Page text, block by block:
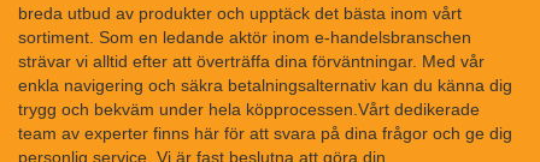
breda utbud av produkter och upptäck det bästa inom vårt
sortiment. Som en ledande aktör inom e-handelsbranschen
strävar vi alltid efter att överträffa dina förväntningar. Med vår
enkla navigering och säkra betalningsalternativ kan du känna dig
trygg och bekväm under hela köpprocessen.Vårt dedikerade
team av experter finns här för att svara på dina frågor och ge dig
personlig service. Vi är fast beslutna att göra din